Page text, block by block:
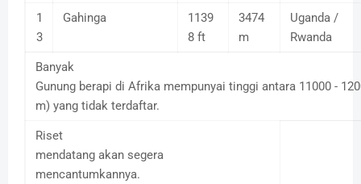
1
3
Gahinga
1139
8 ft
3474
m
Uganda /
Rwanda
Banyak
Gunung berapi di Afrika mempunyai tinggi antara 11000 -
m) yang tidak terdaftar.
Riset
mendatang akan segera
mencantumkannya.